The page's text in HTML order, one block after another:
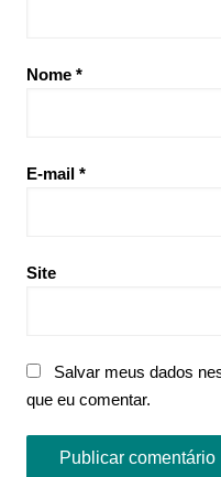
Nome *
E-mail *
Site
Salvar meus dados
que eu comentar.